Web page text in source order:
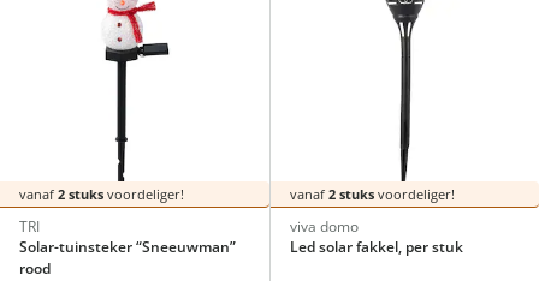
vanaf 2 stuks voordeliger!
TRI
Solar-tuinsteker “Sneeuwman”
rood
vanaf 2 stuksvoordeliger!
viva domo
Led solar fakkel, per stuk